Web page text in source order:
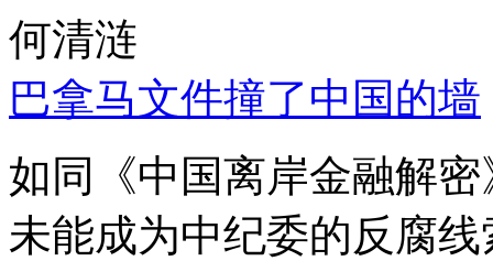
何清涟
巴拿马文件撞了中国的墙
如同《中国离岸金融解
未能成为中纪委的反腐